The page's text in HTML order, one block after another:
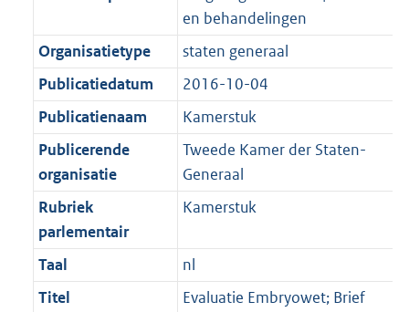
en behandelingen
Organisatietype
staten generaal
Publicatiedatum
2016-10-04
Publicatienaam
Kamerstuk
Publicerende
organisatie
Tweede Kamer der Staten-
Generaal
Rubriek
parlementair
Kamerstuk
Taal
nl
Titel
Evaluatie Embryowet; Brief